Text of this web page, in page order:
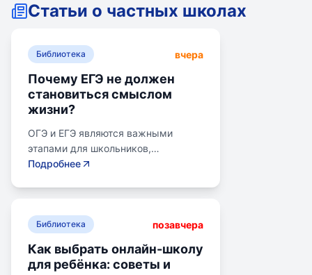
Статьи о частных школах
Библиотека вчера
Почему ЕГЭ не должен
становиться смыслом
жизни?
ОГЭ и ЕГЭ являются важными
этапами для школьников,
готовящихся к переходу на
старшего подросткового и
помогает детям развивать
личностные навыки, получать опыт
Подробнее
Библиотека позавчера
Как выбрать онлайн-школу
для ребёнка: советы и